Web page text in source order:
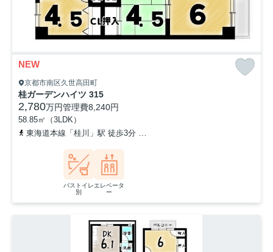
NEW
京都市南区久世高田町
桂ガーデンハイツ 315
2,780万円管理費8,240円
58.85㎡（3LDK）
東海道本線「桂川」駅 徒歩3分
バストイレ
別
エレベータ
ー